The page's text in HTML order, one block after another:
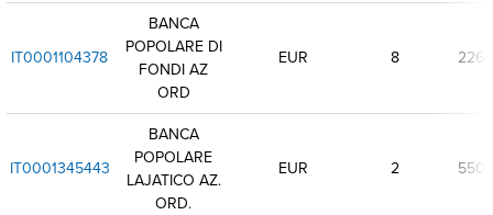
IT0001104378
BANCA
POPOLARE DI
FONDI AZ
ORD
EUR 8 226
IT0001345443
BANCA
POPOLARE
LAJATICO AZ.
ORD.
EUR 2 550